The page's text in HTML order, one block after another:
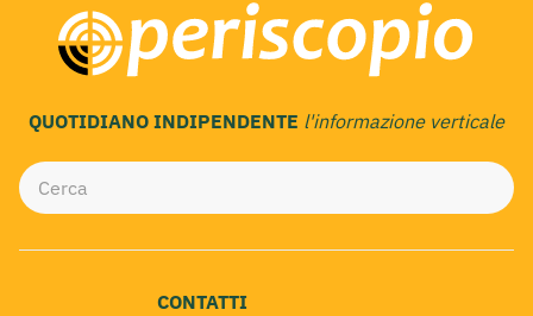
QUOTIDIANO INDIPENDENTE l'informazione verticale
CONTATTI